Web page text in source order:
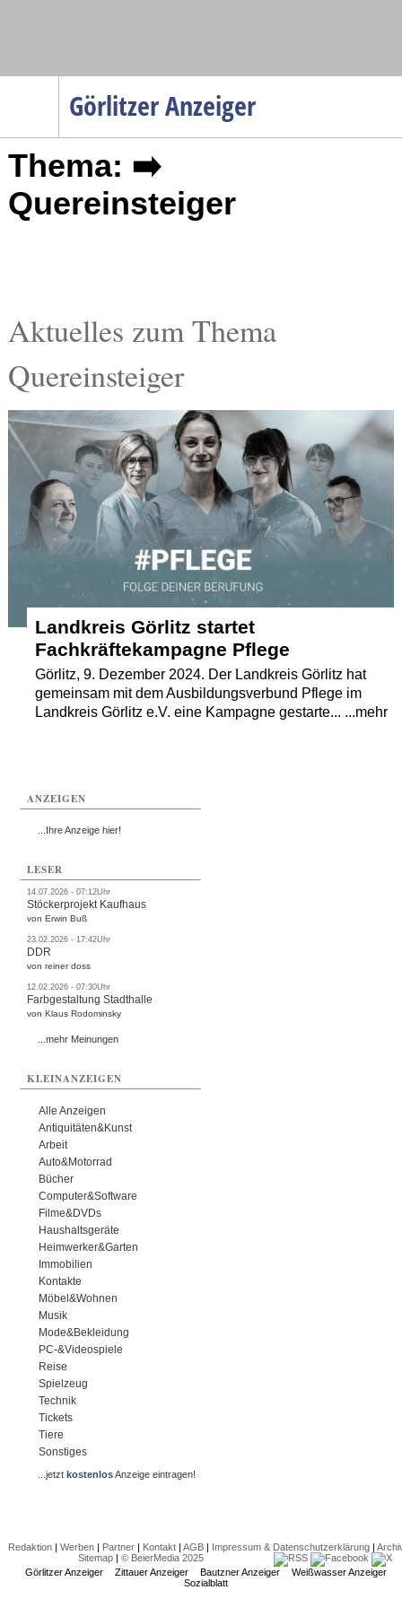
Görlitzer Anzeiger
Menüpunkte
Startseite
Gesellschaft
Gesundheit
Termine
Kostenlos
Thema: ➡️
Quereinsteiger
Aktuelles zum Thema
Quereinsteiger
Landkreis Görlitz startet
Fachkräftekampagne Pflege
Görlitz, 9. Dezember 2024. Der Landkreis Görlitz hat
gemeinsam mit dem Ausbildungsverbund Pflege im
Landkreis Görlitz e.V. eine Kampagne gestarte... ...mehr
ANZEIGEN
...Ihre Anzeige hier!
LESER
14.07.2026 - 07:12Uhr
Stöckerprojekt Kaufhaus
von Erwin Buß
23.02.2026 - 17:42Uhr
DDR
von reiner doss
12.02.2026 - 07:30Uhr
Farbgestaltung Stadthalle
von Klaus Rodominsky
...mehr Meinungen
KLEINANZEIGEN
Alle Anzeigen
Antiquitäten&Kunst
Arbeit
Auto&Motorrad
Bücher
Computer&Software
Filme&DVDs
Haushaltsgeräte
Heimwerker&Garten
Immobilien
Kontakte
Möbel&Wohnen
Musik
Mode&Bekleidung
PC-&Videospiele
Reise
Spielzeug
Technik
Tickets
Tiere
Sonstiges
...jetztkostenlosAnzeige eintragen!
Redaktion| Werben| Partner| Kontakt| AGB| Impressum & Datenschutzerklärung|
Sitemap| © BeierMedia 2025
Görlitzer Anzeiger
Zittauer Anzeiger Bautzner Anzeiger
Weißwasser Anzeiger
Sozialblatt